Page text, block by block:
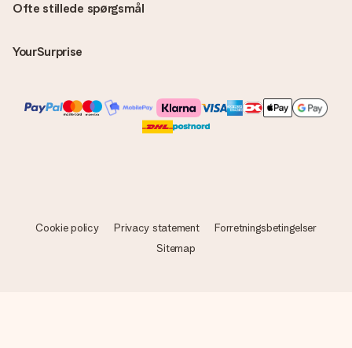
Ofte stillede spørgsmål
YourSurprise
Cookie policy Privacy statement
Forretningsbetingelser
Sitemap